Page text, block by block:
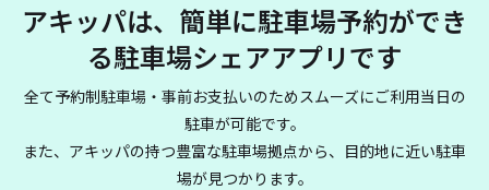
アキッパは、簡単に駐車場予約ができ
る駐車場シェアアプリです
全て予約制駐車場・事前お支払いのためスムーズにご利用当日の
駐車が可能です。
また、アキッパの持つ豊富な駐車場拠点から、目的地に近い駐車
場が見つかります。